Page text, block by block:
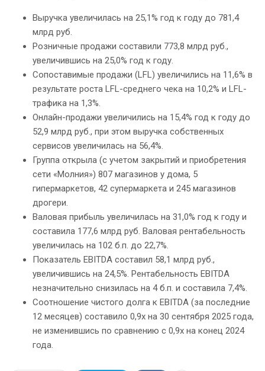
Выручка увеличилась на 25,1% год к году до 781,4
млрд руб.
Розничные продажи составили 773,8 млрд руб.,
увеличившись на 25,0% год к году.
Сопоставимые продажи (LFL) увеличились на 11,6% в
результате роста LFL-среднего чека на 10,2% и LFL-
трафика на 1,3%.
Онлайн-продажи увеличились на 15,4% год к году до
52,9 млрд руб., при этом выручка собственных
сервисов увеличилась на 56,4%.
Группа открыла (с учетом закрытий и приобретения
сети «Молния») 807 магазинов у дома, 5
гипермаркетов, 42 супермаркета и 245 магазинов
дрогери.
Валовая прибыль увеличилась на 31,0% год к году и
составила 177,6 млрд руб. Валовая рентабельность
увеличилась на 102 б.п. до 22,7%.
Показатель EBITDA составил 58,1 млрд руб.,
увеличившись на 24,5%. Рентабельность EBITDA
незначительно снизилась на 4 б.п. и составила 7,4%.
Соотношение чистого долга к EBITDA (за последние
12 месяцев) составило 0,9x на 30 сентября 2025 года,
не изменившись по сравнению с 0,9x на конец 2024
года.